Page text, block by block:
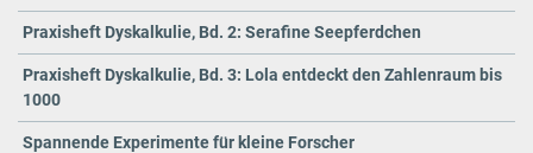
Praxisheft Dyskalkulie, Bd. 2: Serafine Seepferdchen
Praxisheft Dyskalkulie, Bd. 3: Lola entdeckt den Zahlenraum bis
1000
Spannende Experimente für kleine Forscher